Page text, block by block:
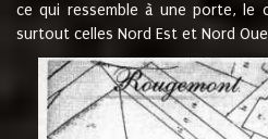
ce qui ressemble à une porte, le
surtout celles Nord Est et Nord